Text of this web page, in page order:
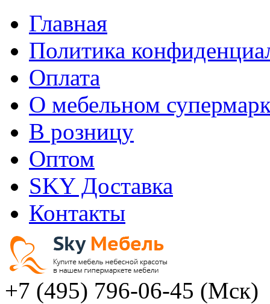
Главная
Политика
Оплата
О мебельном
В розницу
Оптом
SKY Доставка
Контакты
+7 (495) 796-06-45 (Мск)